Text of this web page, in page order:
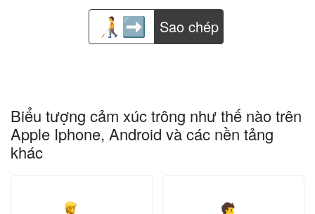
Sao chép
Biểu tượng cảm xúc trông như thế nào trên
Apple Iphone, Android và các nền tảng
khác